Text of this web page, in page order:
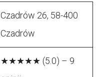
Czadrów 26, 58-400
Czadrów
★★★★★ (5.0) – 9